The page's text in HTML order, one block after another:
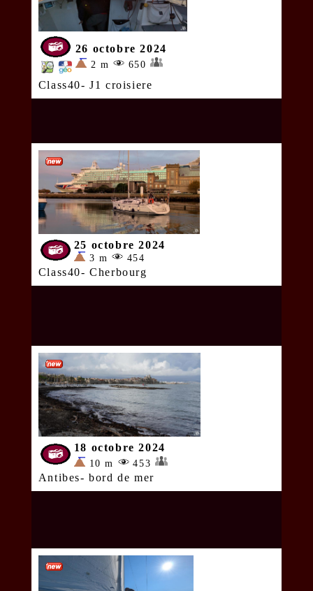
26 octobre 2024
2 m 650
Class40- J1 croisiere
25 octobre 2024
3 m 454
Class40- Cherbourg
18 octobre 2024
10 m 453
Antibes- bord de mer